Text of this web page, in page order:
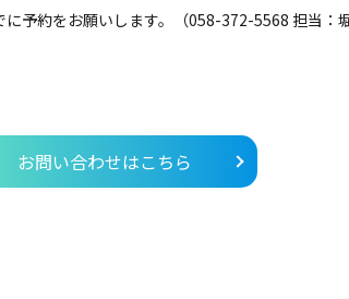
約をお願いします。（058-372-5568 担当：堀
お問い合わせはこちら